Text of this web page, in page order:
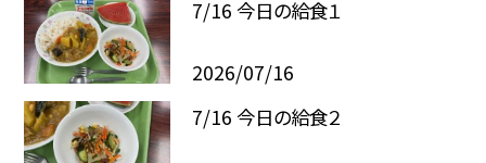
7/16 今日の給食１
2026/07/16
7/16 今日の給食２